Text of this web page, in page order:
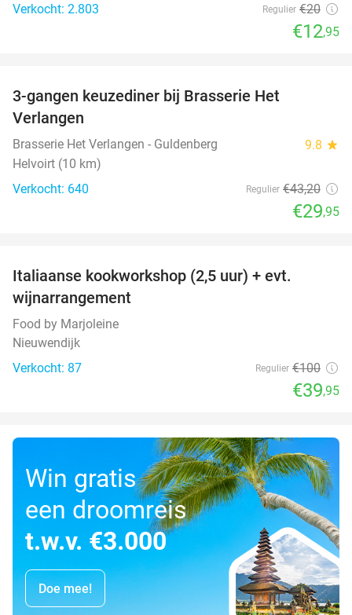
Verkocht: 2.803
Regulier €20
€12,95
3-gangen keuzediner bij Brasserie Het
Verlangen
Brasserie Het Verlangen - Guldenberg 9.8 star
Helvoirt (10 km)
Verkocht: 640
Regulier €43,20
€29,95
Italiaanse kookworkshop (2,5 uur) + evt.
wijnarrangement
Food by Marjoleine
Nieuwendijk
Verkocht: 87
Regulier €100
€39,95
Win gratis
een droomreis
t.w.v. €3.000
Doe mee!